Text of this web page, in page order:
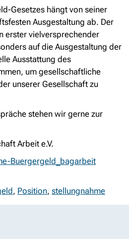
Gesetzes hängt von seiner
Ausgestaltung ab. Der
erster vielversprechender
auf die Ausgestaltung der
Ausstattung des
um gesellschaftliche
unserer Gesellschaft zu
stehen wir gerne zur
Arbeit e.V.
Buergergeld_bagarbeit
, Position, stellungnahme